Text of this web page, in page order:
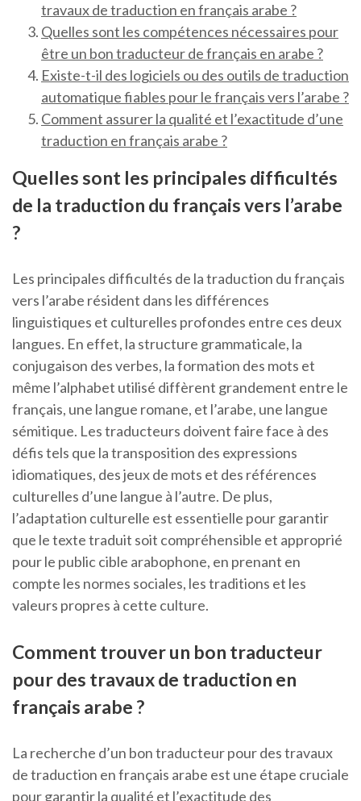
travaux de traduction en français arabe ?
Quelles sont les compétences nécessaires pour
être un bon traducteur de français en arabe ?
Existe-t-il des logiciels ou des outils de traduction
automatique fiables pour le français vers l’arabe ?
Comment assurer la qualité et l’exactitude d’une
traduction en français arabe ?
Quelles sont les principales difficultés
de la traduction du français vers l’arabe
?
Les principales difficultés de la traduction du français
vers l’arabe résident dans les différences
linguistiques et culturelles profondes entre ces deux
langues. En effet, la structure grammaticale, la
conjugaison des verbes, la formation des mots et
même l’alphabet utilisé diffèrent grandement entre le
français, une langue romane, et l’arabe, une langue
sémitique. Les traducteurs doivent faire face à des
défis tels que la transposition des expressions
idiomatiques, des jeux de mots et des références
culturelles d’une langue à l’autre. De plus,
l’adaptation culturelle est essentielle pour garantir
que le texte traduit soit compréhensible et approprié
pour le public cible arabophone, en prenant en
compte les normes sociales, les traditions et les
valeurs propres à cette culture.
Comment trouver un bon traducteur
pour des travaux de traduction en
français arabe ?
La recherche d’un bon traducteur pour des travaux
de traduction en français arabe est une étape cruciale
pour garantir la qualité et l’exactitude des